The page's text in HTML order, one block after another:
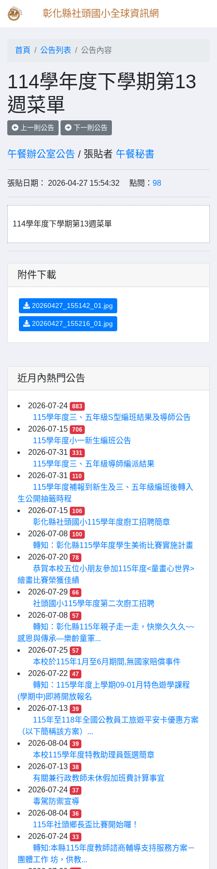
彰化縣社頭國小全球資訊網
首頁 公告列表 公告內容
114學年度下學期第13
週菜單
上一則公告 下一則公告
午餐辦公室公告 / 張貼者 午餐秘書
張貼日期： 2026-04-27 15:54:32 點閱： 98
114學年度下學期第13週菜單
附件下載
20260427_155142_01.jpg
20260427_155216_01.jpg
近月內熱門公告
2026-07-24 883
115學年度三、五年級S型編班結果及導師公告
2026-07-15
706
115學年度小一新生編班公告
2026-07-31
331
115學年度三、五年級導師編派結果
2026-07-31
110
115學年度補報到新生及三、五年級編班後轉入
生公開抽籤時程
2026-07-15
106
彰化縣社頭國小115學年度廚工招聘簡章
2026-07-08
100
轉知：彰化縣115學年度學生美術比賽實施計畫
2026-07-20
78
恭賀本校五位小朋友參加115年度<童畫心世界>
繪畫比賽榮獲佳績
2026-07-29
66
社頭國小115學年度第二次廚工招聘
2026-07-08
57
轉知：彰化縣115年親子走一走，快樂久久久~~
感恩與傳承—樂齡童軍...
2026-07-25
57
本校於115年1月至6月期間,無國家賠償事件
2026-07-22
47
轉知：115學年度上學期09-01月特色遊學課程
(學期中)即將開放報名
2026-07-13
39
115年至118年全國公教員工旅遊平安卡優惠方案
（以下簡稱該方案）...
2026-08-04
39
本校115學年度特教助理員甄選簡章
2026-07-13
38
有關兼行政教師未休假加班費計算事宜
2026-07-24
37
毒駕防禦宣導
2026-08-04
36
115年社頭鄉長盃比賽開始囉！
2026-07-24
33
轉知:本縣115年度教師諮商輔導支持服務方案－
團體工作 坊，供教...